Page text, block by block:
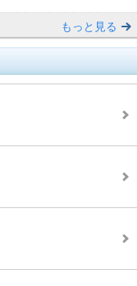
もっと見る